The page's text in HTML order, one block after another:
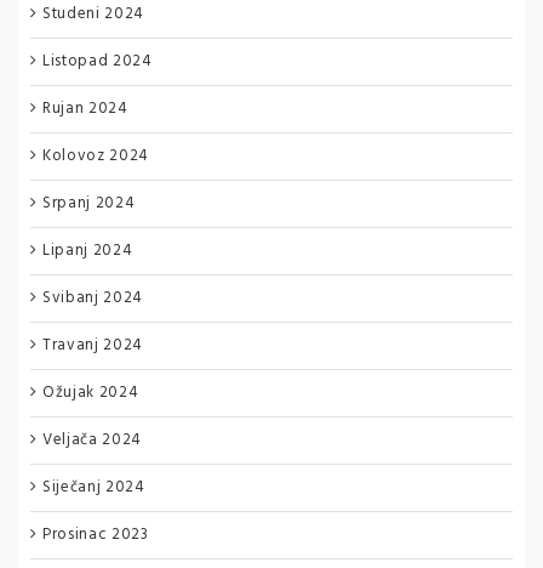
Studeni 2024
Listopad 2024
Rujan 2024
Kolovoz 2024
Srpanj 2024
Lipanj 2024
Svibanj 2024
Travanj 2024
Ožujak 2024
Veljača 2024
Siječanj 2024
Prosinac 2023